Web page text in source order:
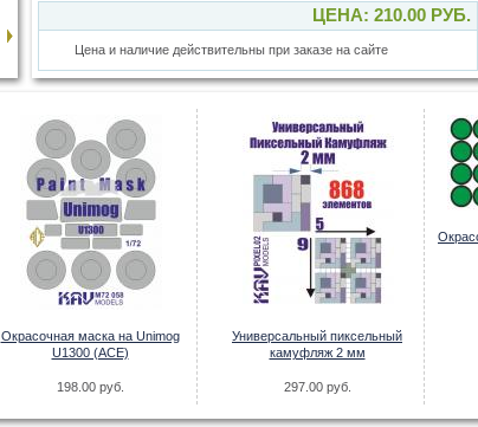
ЦЕНА: 210.00 РУБ.
Цена и наличие действительны при заказе на сайте
Окрасочная маска на Unimog
U1300 (ACE)
198.00 руб.
Универсальный пиксельный
камуфляж 2 мм
297.00 руб.